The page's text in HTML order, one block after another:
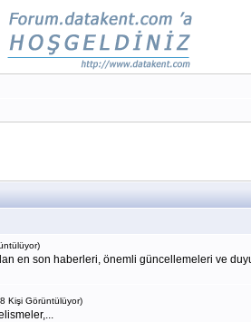
en son haberleri, önemli güncellemeleri ve
Kişi Görüntülüyor)